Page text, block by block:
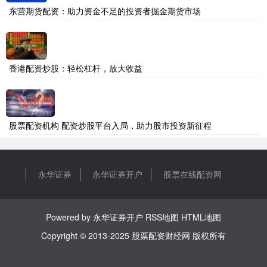
东营期货配资：助力资金不足的投资者掘金期货市场
香港配资炒股：轻松杠杆，放大收益
股票配资机构 配资炒股平台入局，助力股市投资新征程
永华证券 永华证券开户 股票在线配资网
Powered by 永华证券开户 RSS地图 HTML地图
Copyright © 2013-2025 股票配资财经网 版权所有